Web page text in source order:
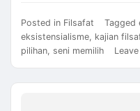
Posted in Filsafat Tagged
eksistensialisme, kajian
pilihan, seni memilih